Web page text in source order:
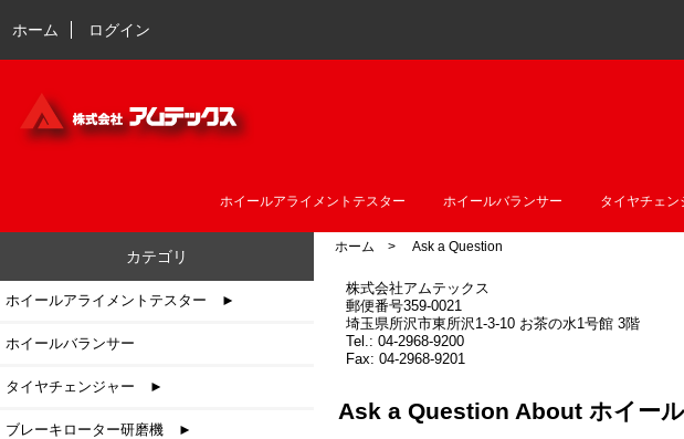
ホーム ログイン
ホイールアライメントテスター ホイールバランサー タイヤチェン
カテゴリ
ホイールアライメントテスター ►
ホイールバランサー
タイヤチェンジャー ►
ブレーキローター研磨機 ►
ホーム > Ask a Question
株式会社アムテックス
郵便番号359-0021
埼玉県所沢市東所沢1-3-10 お茶の水1号館 3階
Tel.: 04-2968-9200
Fax: 04-2968-9201
Ask a Question About ホイー